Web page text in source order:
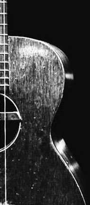
Polimeni - Sospechoso
Benzecry - Concierto para violín
M-II
Benzecry - Concierto para violín
M-III
Benzecry - Adagio fantástico
Benzecry - Sol aymará
Benzecry - Inti Raymi
Shostakovich - Obertura festiva
Doura - La Pasión de Saverio
Khatchaturian - Danza del sable
Doura - La Pasión de Saverio
Pepón - Pepa
Parte IV - El gato de Juan -
Lucrecia Escalada (Soprano)
Beatrix Cenci - Acto II: Escena I
Estancia - M-IV
Concierto para Piano No.2 - M-II
Concierto para Arpa - M-III
Popol Vuh - M-VI
Concierto para Violonchelo No. 1
-M-II
Milena -M-IV